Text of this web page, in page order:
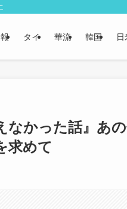
タイ 華流 韓国 日
なかった話』あ
求めて